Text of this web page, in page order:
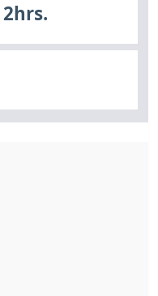
2hrs.